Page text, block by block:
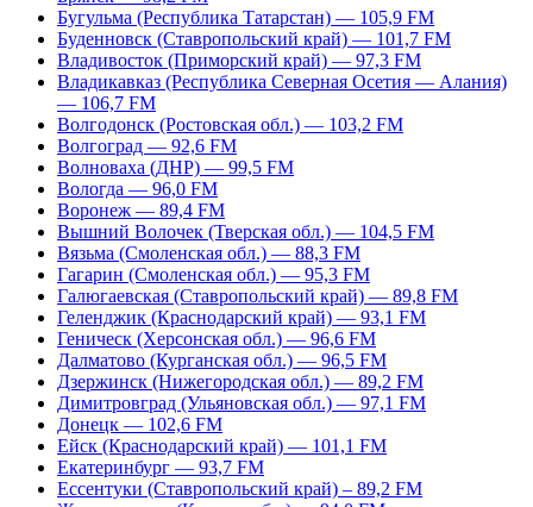
Бугульма (Республика Татарстан) — 105,9 FM
Буденновск (Ставропольский край) — 101,7 FM
Владивосток (Приморский край) — 97,3 FM
Владикавказ (Республика Северная Осетия — Алания)
— 106,7 FM
Волгодонск (Ростовская обл.) — 103,2 FM
Волгоград — 92,6 FM
Волноваха (ДНР) — 99,5 FM
Вологда — 96,0 FM
Воронеж — 89,4 FM
Вышний Волочек (Тверская обл.) — 104,5 FM
Вязьма (Смоленская обл.) — 88,3 FM
Гагарин (Смоленская обл.) — 95,3 FM
Галюгаевская (Ставропольский край) — 89,8 FM
Геленджик (Краснодарский край) — 93,1 FM
Геническ (Херсонская обл.) — 96,6 FM
Далматово (Курганская обл.) — 96,5 FM
Дзержинск (Нижегородская обл.) — 89,2 FM
Димитровград (Ульяновская обл.) — 97,1 FM
Донецк — 102,6 FM
Ейск (Краснодарский край) — 101,1 FM
Екатеринбург — 93,7 FM
Ессентуки (Ставропольский край) – 89,2 FM